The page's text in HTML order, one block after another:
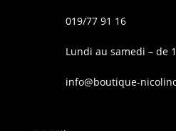
019/77 91 16
Lundi au samedi – de
info@boutique-